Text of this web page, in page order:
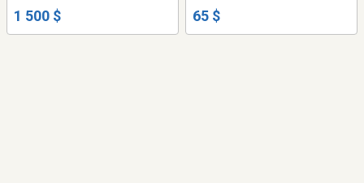
partitions + lot de LP
1 500 $ 65 $